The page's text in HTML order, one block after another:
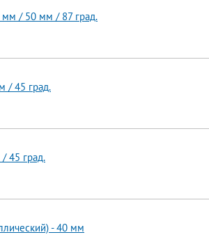
мм / 50 мм / 87 град.
/ 45 град.
45 град.
- 40 мм